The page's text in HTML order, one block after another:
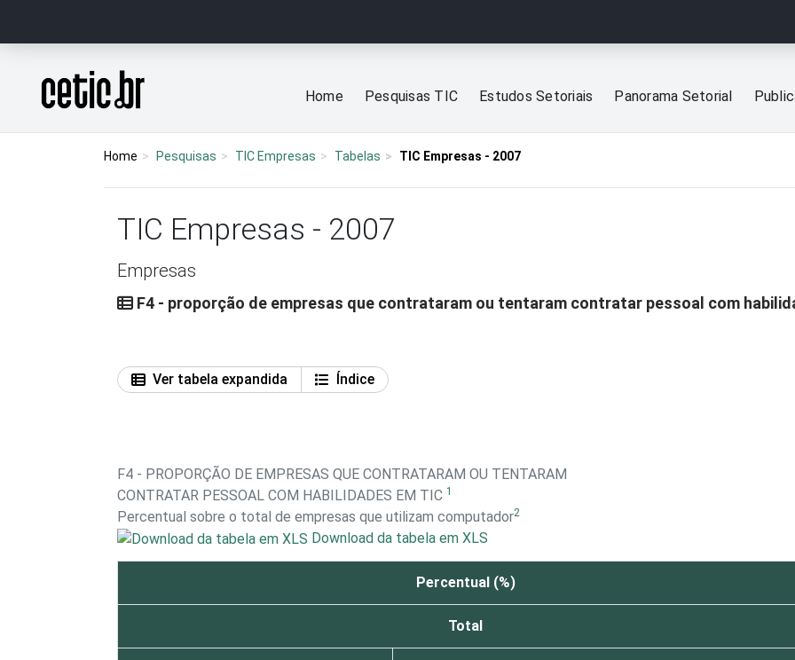
Página inicial
Home Pesquisas TIC Estudos Setoriais Panorama Setorial
Home Pesquisas TIC Empresas Tabelas TIC Empresas - 2007
TIC Empresas - 2007
Empresas
F4 - proporção de empresas que contrataram ou tentaram contratar pessoal com
Ver tabela expandida
Índice
F4 - PROPORÇÃO DE EMPRESAS QUE CONTRATARAM OU TENTARAM
CONTRATAR PESSOAL COM HABILIDADES EM TIC 1
Percentual sobre o total de empresas que utilizam computador2
Download da tabela em XLS
Percentual (%)
Total